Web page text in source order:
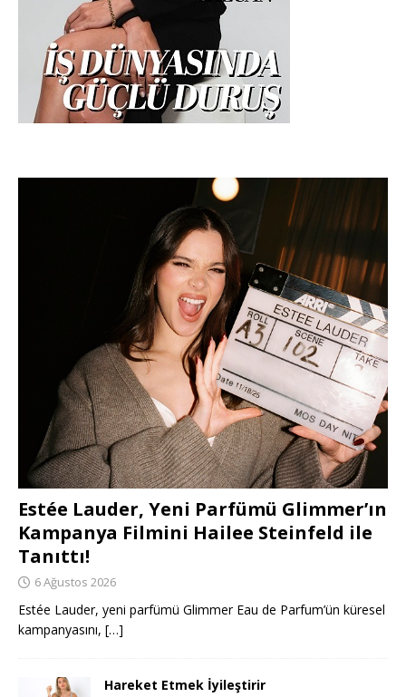
Estée Lauder, Yeni Parfümü Glimmer’ın
Kampanya Filmini Hailee Steinfeld ile
Tanıttı!
6 Ağustos 2026
Estée Lauder, yeni parfümü Glimmer Eau de Parfum’ün küresel
kampanyasını, […]
Hareket Etmek İyileştirir